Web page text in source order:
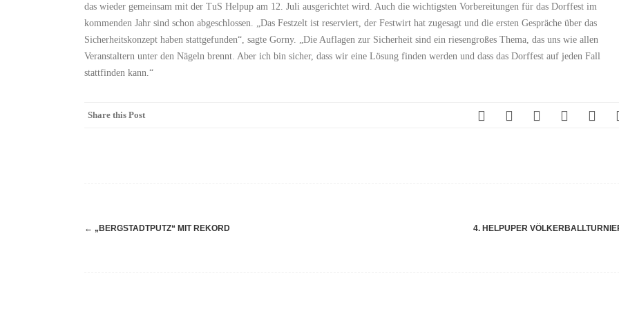
das wieder gemeinsam mit der TuS Helpup am 12. Juli ausgerichtet wird. Auch die wichtigsten Vorbereitungen für das Dorffest im
kommenden Jahr sind schon abgeschlossen. „Das Festzelt ist reserviert, der Festwirt hat zugesagt und die ersten Gespräche über das
Sicherheitskonzept haben stattgefunden“, sagte Gorny. „Die Auflagen zur Sicherheit sind ein riesengroßes Thema, das uns wie allen
Veranstaltern unter den Nägeln brennt. Aber ich bin sicher, dass wir eine Lösung finden werden und dass das Dorffest auf jeden Fall
stattfinden kann.“
Share this Post
Navigation
← „BERGSTADTPUTZ“ MIT REKORD 4. HELPUPER